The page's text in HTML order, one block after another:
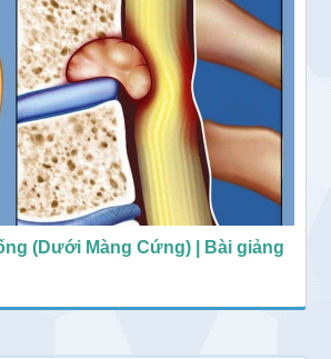
(Dưới Màng Cứng) | Bài giảng